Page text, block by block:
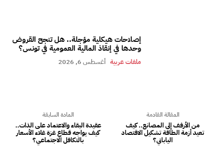
إصلاحات هيكلية مؤجلة.. هل تنجح القروض
وحدها في إنقاذ المالية العمومية في تونس؟
ملفات عربية أغسطس 6, 2026
المادة السابقة
عقيدة البقاء والاعتماد على الذات..
كيف يواجه قطاع غزة غلاء الأسعار
بالتكافل الاجتماعي؟
المقالة القادمة
من الأرفف إلى المصانع.. كيف
تعيد أزمة الطاقة تشكيل الاقتصاد
الياباني؟